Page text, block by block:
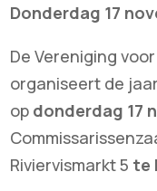
Donderdag 17
De Vereniging
organiseert de
op donderdag 17
Riviervismarkt 5 te